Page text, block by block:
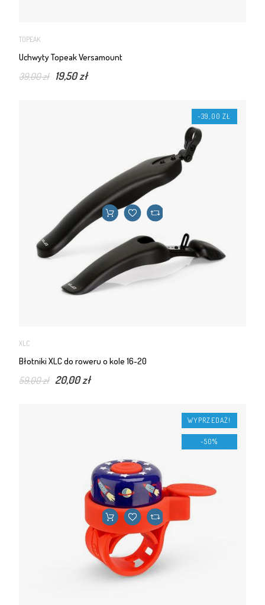
TOPEAK
Uchwyty Topeak Versamount
39,00 zł 19,50 zł
XLC
Błotniki XLC do roweru o kole 16-20
59,00 zł 20,00 zł
-39,00 ZŁ
WYPRZEDAŻ!
-50%